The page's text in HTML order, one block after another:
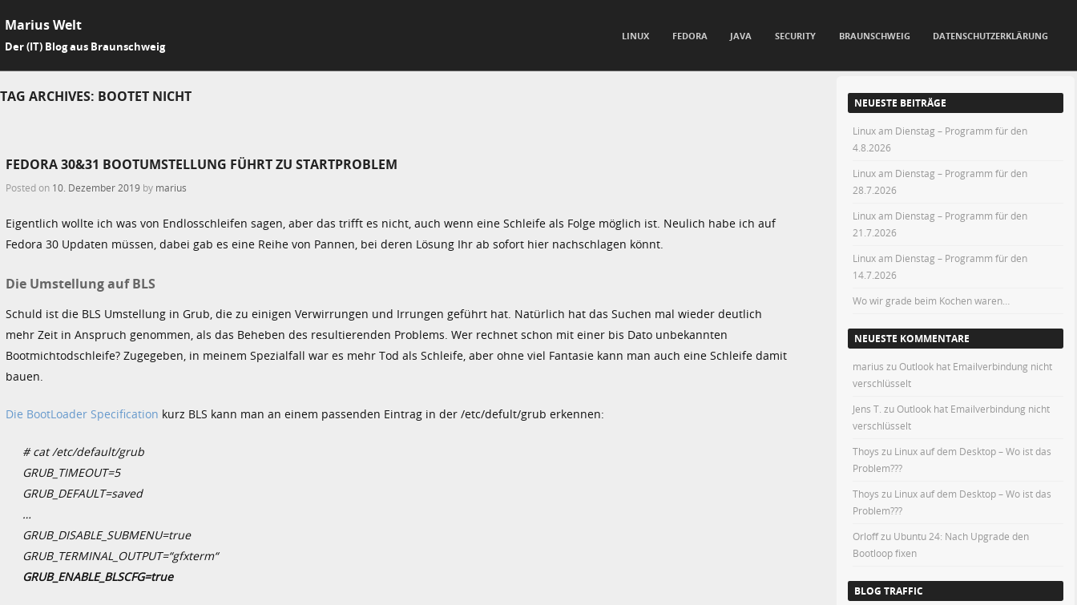
Marius Welt
Der (IT) Blog aus Braunschweig
LINUX FEDORA JAVA SECURITY BRAUNSCHWEIG DATENSCHUTZERKLÄRUNG
TAG ARCHIVES: BOOTET NICHT
FEDORA 30&31 BOOTUMSTELLUNG FÜHRT ZU STARTPROBLEM
Posted on 10. Dezember 2019 by marius
Eigentlich wollte ich was von Endlosschleifen sagen, aber das trifft es nicht, auch wenn eine Schleife als Folge möglich ist. Neulich habe ich auf
Fedora 30 Updaten müssen, dabei gab es eine Reihe von Pannen, bei deren Lösung Ihr ab sofort hier nachschlagen könnt.
Die Umstellung auf BLS
Schuld ist die BLS Umstellung in Grub, die zu einigen Verwirrungen und Irrungen geführt hat. Natürlich hat das Suchen mal wieder deutlich
mehr Zeit in Anspruch genommen, als das Beheben des resultierenden Problems. Wer rechnet schon mit einer bis Dato unbekannten
Bootmichtodschleife? Zugegeben, in meinem Spezialfall war es mehr Tod als Schleife, aber ohne viel Fantasie kann man auch eine Schleife damit
bauen.
Die BootLoader Specification kurz BLS kann man an einem passenden Eintrag in der /etc/defult/grub erkennen:
# cat /etc/default/grub
GRUB_TIMEOUT=5
GRUB_DEFAULT=saved
…
GRUB_DISABLE_SUBMENU=true
GRUB_TERMINAL_OUTPUT=“gfxterm“
GRUB_ENABLE_BLSCFG=true
NEUESTE BEITRÄGE
Linux am Dienstag – Programm für den
4.8.2026
Linux am Dienstag – Programm für den
28.7.2026
Linux am Dienstag – Programm für den
21.7.2026
Linux am Dienstag – Programm für den
14.7.2026
Wo wir grade beim Kochen waren…
NEUESTE KOMMENTARE
marius zuOutlook hat Emailverbindung nicht
verschlüsselt
Jens T. zuOutlook hat Emailverbindung nicht
verschlüsselt
Thoys zu Linux auf dem Desktop – Wo ist das
Problem???
Thoys zu Linux auf dem Desktop – Wo ist das
Problem???
Orloffzu Ubuntu 24: Nach Upgrade den
Bootloop fixen
BLOG TRAFFIC